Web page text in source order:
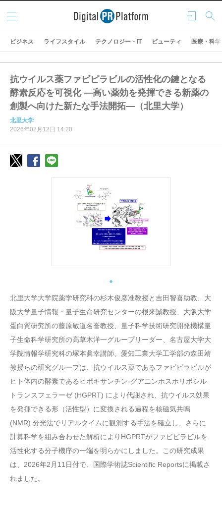
ログ
イン
検索
メニ
ュー
ビジネス ライフスタイル テクノロジー・IT ビューティ 医療・科学
抗ウイルス薬ファビピラビルの活性化の鍵となる
酵素反応を可視化 ―高い薬効を発揮できる新薬の
創製へ向けた新たな手法開拓―（北里大学）
北里大学
2026年02月12日 14:20
北里大学大学院薬学研究科の杉木俊彦准教授と吉田智喜助教、大
阪大学量子情報・量子生命研究センターの根来誠教授、大阪大学
蛋白質研究所の藤原敏道名誉教授、量子科学技術研究開発機構量
子生命科学研究所の高草木洋一グループリーダー、名古屋大学大
学院情報学研究科の塚本眞幸講師、愛知工業大学工学部の森田靖
教授らの研究グループは、抗ウイルス薬であるファビピラビルが
ヒト体内の酵素であるヒポキサンチン-グアニンホスホリボシル
トランスフェラーゼ (HGPRT) により代謝され、抗ウイルス効果
を発揮できる形（活性型）に変換される過程を核磁気共鳴
(NMR) 分光法でリアルタイムに観測する手法を確立し、さらに
計算科学を組み合わせた解析によりHGPRTがファビピラビルを
活性化する分子機序の一端を明らかにしました。この研究成果
は、2026年2月11日付で、国際学術誌Scientific Reportsに掲載さ
れました。